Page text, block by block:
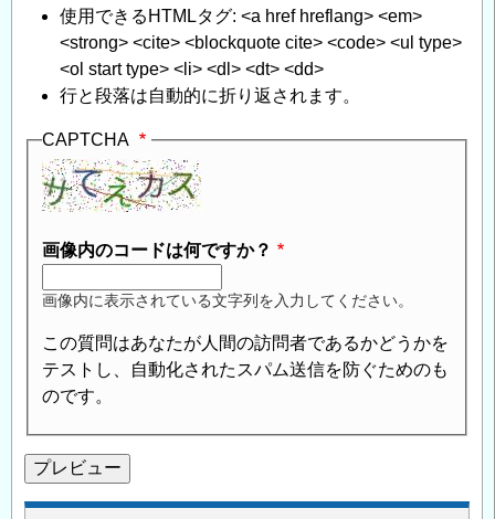
使用できるHTMLタグ: <a href hreflang> <em>
<strong> <cite> <blockquote cite> <code> <ul type>
<ol start type> <li> <dl> <dt> <dd>
行と段落は自動的に折り返されます。
CAPTCHA
画像内のコードは何ですか？
画像内に表示されている文字列を入力してください。
この質問はあなたが人間の訪問者であるかどうかを
テストし、自動化されたスパム送信を防ぐためのも
のです。